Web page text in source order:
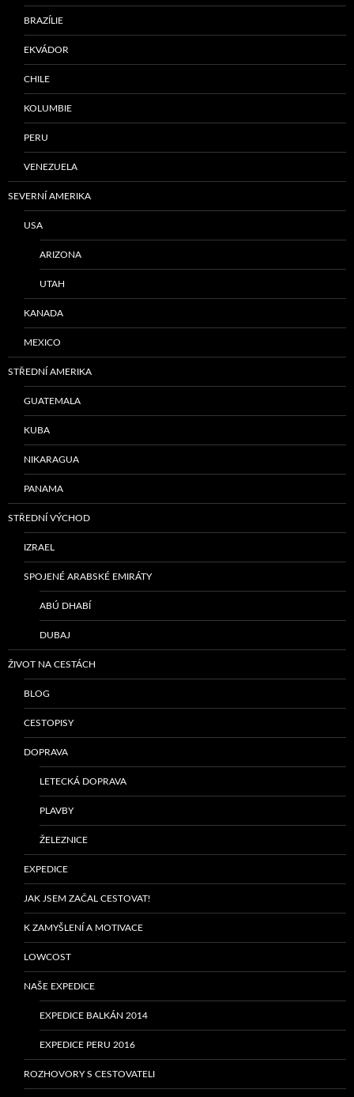
BRAZÍLIE
EKVÁDOR
CHILE
KOLUMBIE
PERU
VENEZUELA
SEVERNÍ AMERIKA
USA
ARIZONA
UTAH
KANADA
MEXICO
STŘEDNÍ AMERIKA
GUATEMALA
KUBA
NIKARAGUA
PANAMA
STŘEDNÍ VÝCHOD
IZRAEL
SPOJENÉ ARABSKÉ EMIRÁTY
ABÚ DHABÍ
DUBAJ
ŽIVOT NA CESTÁCH
BLOG
CESTOPISY
DOPRAVA
LETECKÁ DOPRAVA
PLAVBY
ŽELEZNICE
EXPEDICE
JAK JSEM ZAČAL CESTOVAT!
K ZAMYŠLENÍ A MOTIVACE
LOWCOST
NAŠE EXPEDICE
EXPEDICE BALKÁN 2014
EXPEDICE PERU 2016
ROZHOVORY S CESTOVATELI